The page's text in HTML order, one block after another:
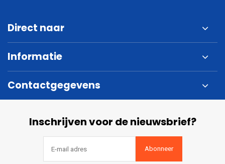
Direct naar
Informatie
Contactgegevens
Inschrijven voor de nieuwsbrief?
Abonneer